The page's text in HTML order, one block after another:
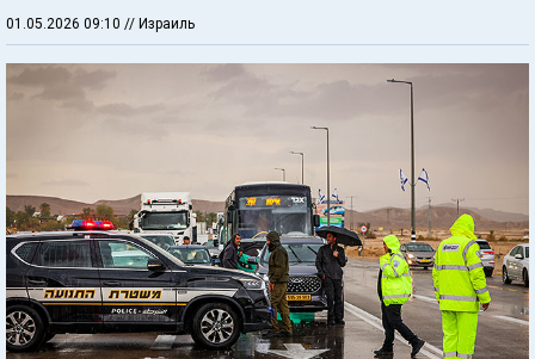
01.05.2026 09:10 // Израиль